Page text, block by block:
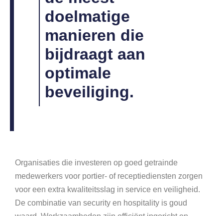
doelmatige
manieren die
bijdraagt aan
optimale
beveiliging.
Organisaties die investeren op goed getrainde
medewerkers voor portier- of receptiediensten zorgen
voor een extra kwaliteitsslag in service en veiligheid.
De combinatie van security en hospitality is goud